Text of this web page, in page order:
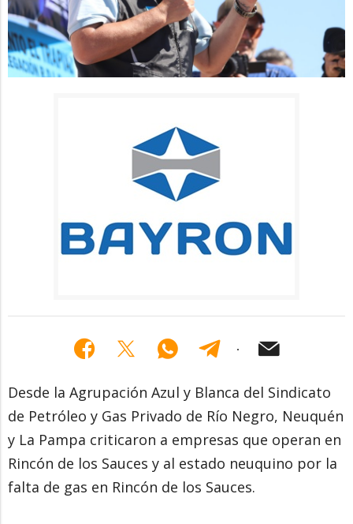
Desde la Agrupación Azul y Blanca del Sindicato
de Petróleo y Gas Privado de Río Negro, Neuquén
y La Pampa criticaron a empresas que operan en
Rincón de los Sauces y al estado neuquino por la
falta de gas en Rincón de los Sauces.